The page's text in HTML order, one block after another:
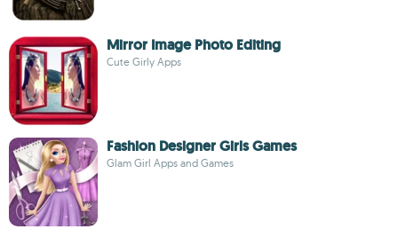
Mirror Image Photo Editing
Cute Girly Apps
Fashion Designer Girls Games
Glam Girl Apps and Games